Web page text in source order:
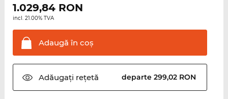
1.029,84RON
incl. 21.00% TVA
Adaugă în coş
Adăugați rețetă departe 299,02 RON